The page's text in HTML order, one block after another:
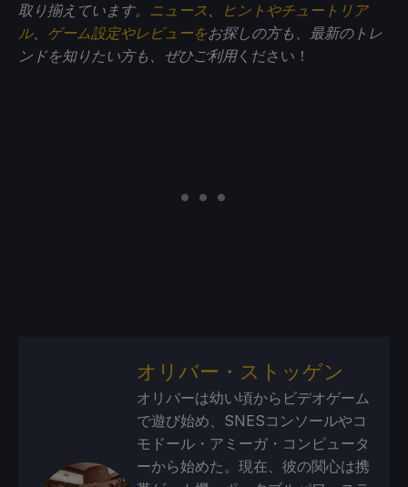
取り揃えています。 ニュース 、
ヒントやチュートリア
ル、 ゲーム設定やレビューをお探しの方も、最新のトレ
ンドを知りたい方も、ぜひご利用ください！
オリバー・ストッゲン
オリバーは幼い頃からビデオゲーム
で遊び始め、SNESコンソールやコ
モドール・アミーガ・コンピュータ
ーから始めた。現在、彼の関心は携